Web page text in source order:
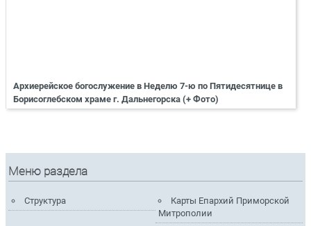
Архиерейское богослужение в Неделю 7-ю по Пятидесятнице в
Борисоглебском храме г. Дальнегорска (+ Фото)
Меню раздела
Структура
Карты Епархий Приморской
Митрополии